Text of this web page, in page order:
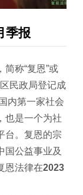
季报
简称“复恩”或
民政局登记成
内第一家社会
也是一个为社
台。复恩的宗
国公益事业及
恩法律在2023